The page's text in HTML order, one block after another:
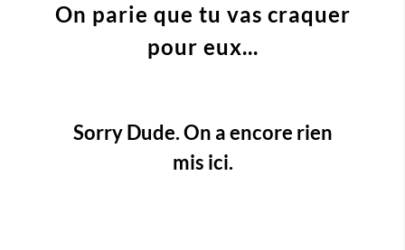
On parie que tu vas craquer
pour eux...
Sorry Dude. On a encore rien
mis ici.